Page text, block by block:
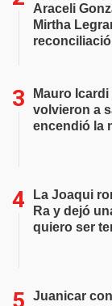
Araceli
Mirtha
Mauro
volvieron a
encendió la
La Joaqui
Ra y dejó
quiero ser
Juanicar